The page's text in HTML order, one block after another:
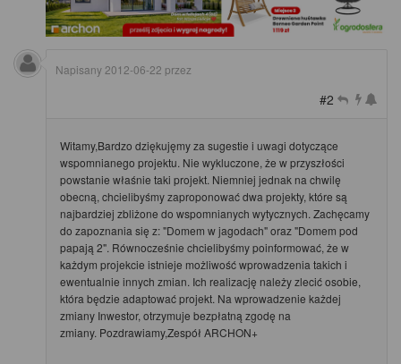
Napisany 2012-06-22 przez
#2
Witamy,Bardzo dziękujęmy za sugestie i uwagi dotyczące
wspomnianego projektu. Nie wykluczone, że w przyszłości
powstanie właśnie taki projekt. Niemniej jednak na chwilę
obecną, chcielibyśmy zaproponować dwa projekty, które są
najbardziej zbliżone do wspomnianych wytycznych. Zachęcamy
do zapoznania się z: "Domem w jagodach" oraz "Domem pod
papają 2". Równocześnie chcielibyśmy poinformować, że w
każdym projekcie istnieje możliwość wprowadzenia takich i
ewentualnie innych zmian. Ich realizację należy zlecić osobie,
która będzie adaptować projekt. Na wprowadzenie każdej
zmiany Inwestor, otrzymuje bezpłatną zgodę na
zmiany. Pozdrawiamy,Zespół ARCHON+